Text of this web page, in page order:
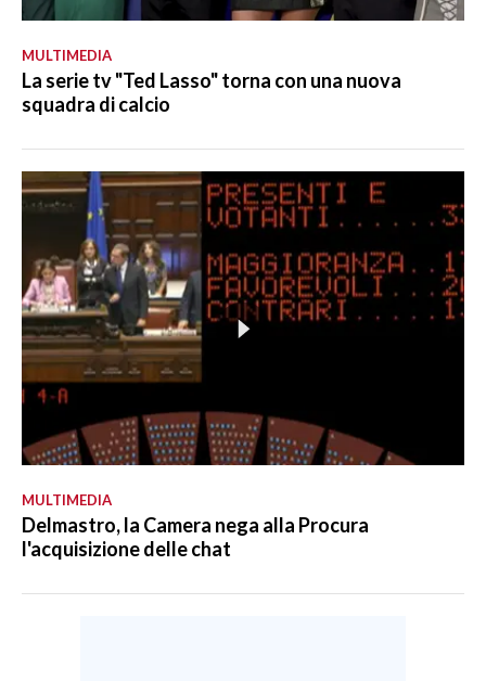
MULTIMEDIA
La serie tv "Ted Lasso" torna con una nuova
squadra di calcio
MULTIMEDIA
Delmastro, la Camera nega alla Procura
l'acquisizione delle chat